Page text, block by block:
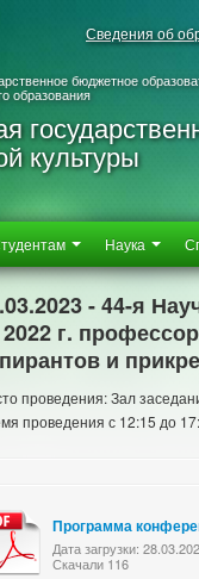
Сведения об
бюджетное
образования
культуры
Наука
- 44-я
2022 г.
и
проведения: Зал
проведения с 12:15 до
Программа
Дата загрузки:
Скачали 116